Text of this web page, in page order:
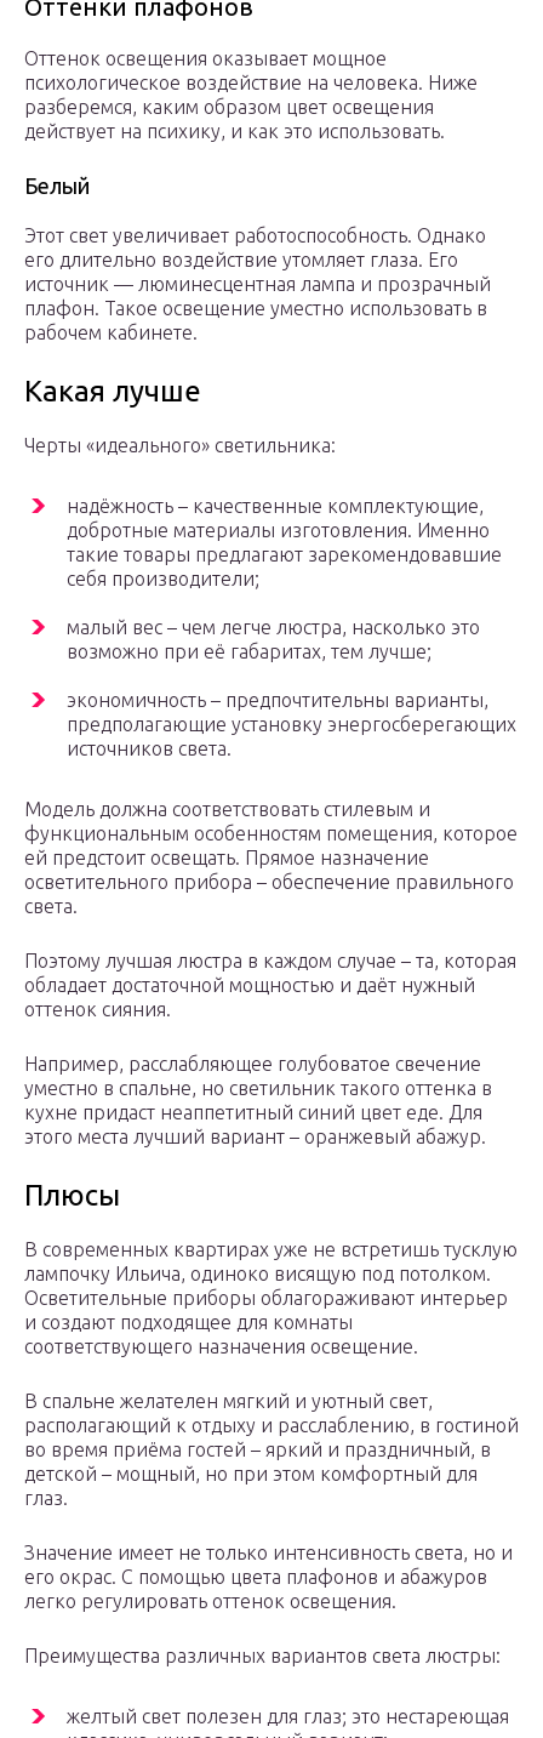
Оттенки плафонов
Оттенок освещения оказывает мощное
психологическое воздействие на человека. Ниже
разберемся, каким образом цвет освещения
действует на психику, и как это использовать.
Белый
Этот свет увеличивает работоспособность. Однако
его длительно воздействие утомляет глаза. Его
источник — люминесцентная лампа и прозрачный
плафон. Такое освещение уместно использовать в
рабочем кабинете.
Какая лучше
Черты «идеального» светильника:
надёжность – качественные комплектующие,
добротные материалы изготовления. Именно
такие товары предлагают зарекомендовавшие
себя производители;
малый вес – чем легче люстра, насколько это
возможно при её габаритах, тем лучше;
экономичность – предпочтительны варианты,
предполагающие установку энергосберегающих
источников света.
Модель должна соответствовать стилевым и
функциональным особенностям помещения, которое
ей предстоит освещать. Прямое назначение
осветительного прибора – обеспечение правильного
света.
Поэтому лучшая люстра в каждом случае – та, которая
обладает достаточной мощностью и даёт нужный
оттенок сияния.
Например, расслабляющее голубоватое свечение
уместно в спальне, но светильник такого оттенка в
кухне придаст неаппетитный синий цвет еде. Для
этого места лучший вариант – оранжевый абажур.
Плюсы
В современных квартирах уже не встретишь тусклую
лампочку Ильича, одиноко висящую под потолком.
Осветительные приборы облагораживают интерьер
и создают подходящее для комнаты
соответствующего назначения освещение.
В спальне желателен мягкий и уютный свет,
располагающий к отдыху и расслаблению, в гостиной
во время приёма гостей – яркий и праздничный, в
детской – мощный, но при этом комфортный для
глаз.
Значение имеет не только интенсивность света, но и
его окрас. С помощью цвета плафонов и абажуров
легко регулировать оттенок освещения.
Преимущества различных вариантов света люстры:
желтый свет полезен для глаз; это нестареющая